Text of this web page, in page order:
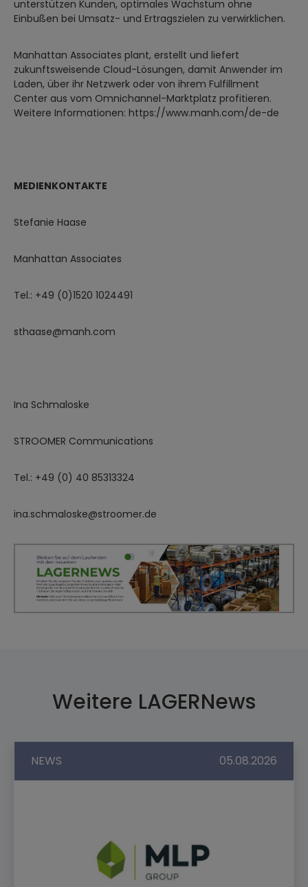
unterstützen Kunden, optimales Wachstum ohne
Einbußen bei Umsatz- und Ertragszielen zu verwirklichen.
Manhattan Associates plant, erstellt und liefert
zukunftsweisende Cloud-Lösungen, damit Anwender im
Laden, über ihr Netzwerk oder von ihrem Fulfillment
Center aus vom Omnichannel-Marktplatz profitieren.
Weitere Informationen: https://www.manh.com/de-de
MEDIENKONTAKTE
Stefanie Haase
Manhattan Associates
Tel.: +49 (0)1520 1024491
sthaase@manh.com
Ina Schmaloske
STROOMER Communications
Tel.: +49 (0) 40 85313324
ina.schmaloske@stroomer.de
Weitere LAGERNews
NEWS 05.08.2026